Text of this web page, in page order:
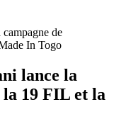
de
In Togo
lance la
la 19 FIL et la